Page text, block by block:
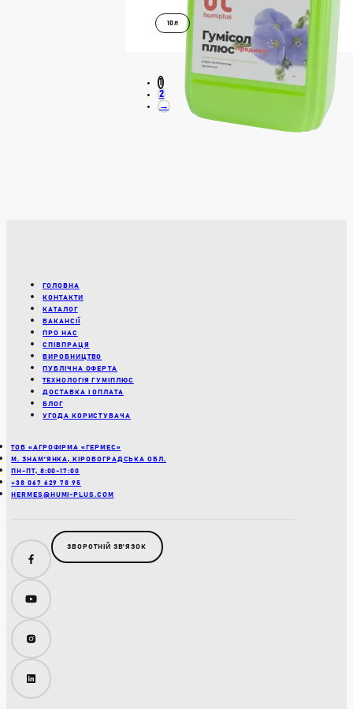
10л
В КОШИК
1
2
→
ГОЛОВНА
КОНТАКТИ
КАТАЛОГ
ВАКАНСІЇ
ПРО НАС
СПІВПРАЦЯ
ВИРОБНИЦТВО
ПУБЛІЧНА ОФЕРТА
ТЕХНОЛОГІЯ ГУМІПЛЮС
ДОСТАВКА І ОПЛАТА
БЛОГ
УГОДА КОРИСТУВАЧА
ТОВ «АГРОФІРМА «ГЕРМЕС»
М. ЗНАМ’ЯНКА, КІРОВОГРАДСЬКА ОБЛ.
ПН-ПТ, 8:00-17:00
+38 067 629 78 95
HERMES@HUMI-PLUS.COM
Facebook
YouTube
Instagram
LinkedIn
ЗВОРОТНІЙ ЗВʼЯЗОК